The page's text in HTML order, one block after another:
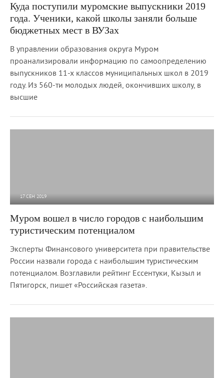
Куда поступили муромские выпускники 2019
года. Ученики, какой школы заняли больше
бюджетных мест в ВУЗах
В управлении образования округа Муром
проанализировали информацию по самоопределению
выпускников 11-х классов муниципальных школ в 2019
году. Из 560-ти молодых людей, окончивших школу, в
высшие
17 СЕН 2019
Муром вошел в число городов с наибольшим
туристическим потенциалом
Эксперты Финансового университета при правительстве
России назвали города с наибольшим туристическим
потенциалом. Возглавили рейтинг Ессентуки, Кызыл и
Пятигорск, пишет «Российская газета».